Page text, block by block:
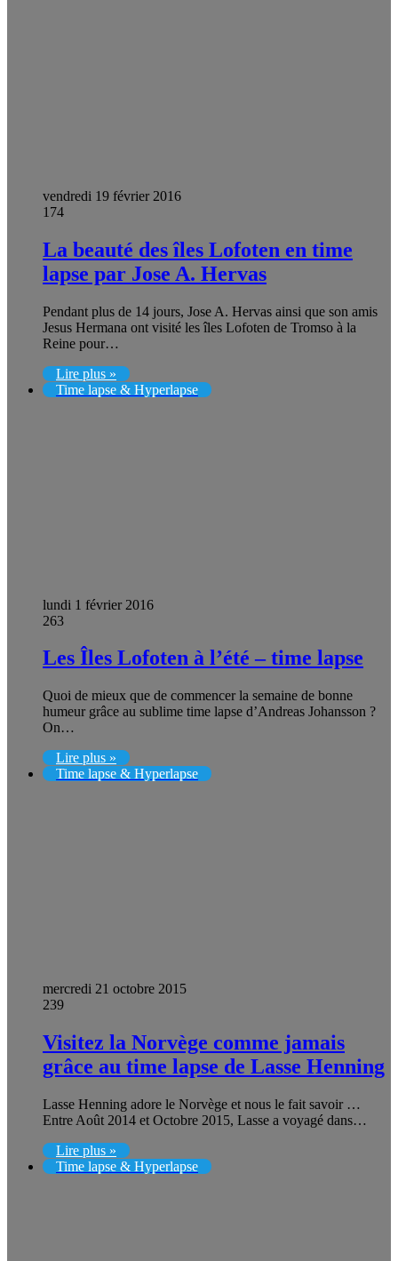
vendredi 19 février 2016
174
La beauté des îles Lofoten en time
lapse par Jose A. Hervas
Pendant plus de 14 jours, Jose A. Hervas ainsi que son amis
Jesus Hermana ont visité les îles Lofoten de Tromso à la
Reine pour…
Lire plus »
Time lapse & Hyperlapse
lundi 1 février 2016
263
Les Îles Lofoten à l’été – time lapse
Quoi de mieux que de commencer la semaine de bonne
humeur grâce au sublime time lapse d’Andreas Johansson ?
On…
Lire plus »
Time lapse & Hyperlapse
mercredi 21 octobre 2015
239
Visitez la Norvège comme jamais
grâce au time lapse de Lasse Henning
Lasse Henning adore le Norvège et nous le fait savoir …
Entre Août 2014 et Octobre 2015, Lasse a voyagé dans…
Lire plus »
Time lapse & Hyperlapse